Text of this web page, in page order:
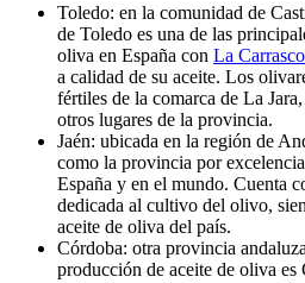
Toledo: en la comunidad de
de Toledo es una de las
oliva en España con La
a calidad de su aceite. Los
fértiles de la comarca de La
otros lugares de la provincia.
Jaén: ubicada en la región de
como la provincia por
España y en el mundo. Cuenta
dedicada al cultivo del olivo,
aceite de oliva del país.
Córdoba: otra provincia
producción de aceite de oliva es